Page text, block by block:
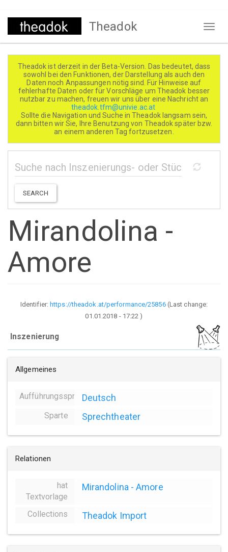
Direkt
Theadok
Theadok ist derzeit in der Beta-Version. Das bedeutet, dass
sowohl bei den Funktionen, der Darstellung als auch den
Daten noch Anpassungen nötig sind. Für Hinweise auf
fehlerhafte Daten oder für Vorschläge um Theadok besser
nutzbar zu machen, freuen wir uns über eine Nachricht an
theadok.tfm@univie.ac.at
Sollte die Navigation und Suche in Theadok langsam sein,
dann bitten wir Sie, Ihre Benutzung von Theadok später bzw.
an einem anderen Tag fortzusetzen.
SEARCH
Mirandolina -
Amore
Identifier:https://theadok.at/performance/25856(Last change:
01.01.2018 - 17:22 )
Inszenierung
Allgemeines
AufführungsspracheDeutsch
Sparte Sprechtheater
Relationen
hat
Textvorlage
Mirandolina - Amore
Collections Theadok Import